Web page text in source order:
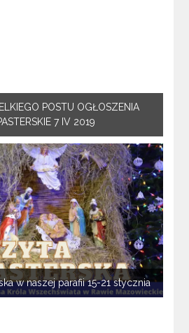
POSTU OGŁOSZENIA
7 IV 2019
w naszej parafii 15-21 stycznia